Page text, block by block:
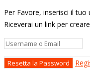
Per Favore, inserisci il
Riceverai un link per